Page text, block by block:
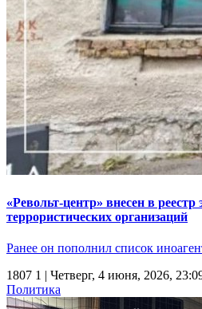
«Револьт-центр» внесен в реестр
террористических организаций
Ранее он пополнил список
1807 1 | Четверг, 4 июня, 2026,
Политика